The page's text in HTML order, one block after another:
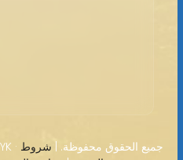
2026 DANIELCZYK · جميع الحقوق محفوظة. | شروط